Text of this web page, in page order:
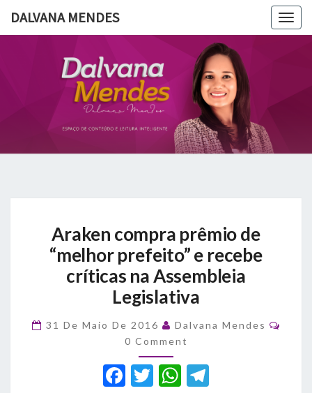
DALVANA MENDES
DALVANA
MENDES
Espaço De
Conteúdo
E Leitura
Inteligente
compra
prêmio
de
“melhor
prefeito”
recebe
críticas
na
Assembleia
Legislativa
Araken compra prêmio de
“melhor prefeito” e recebe
críticas na Assembleia
Legislativa
31 De Maio De 2016 Dalvana Mendes
0 Comment
F T W